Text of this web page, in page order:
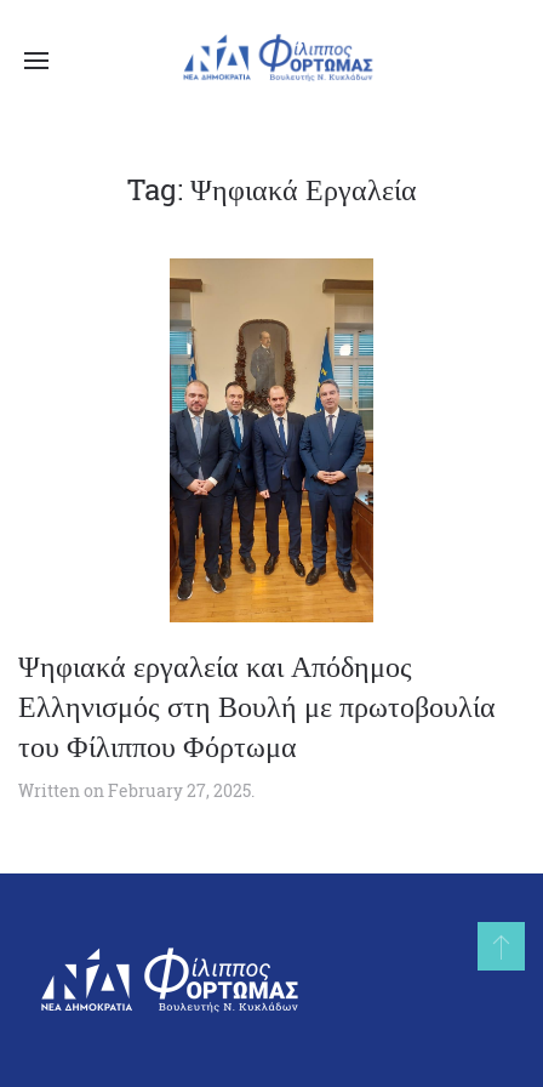
Tag: Ψηφιακά Εργαλεία
Ψηφιακά εργαλεία και Απόδημος
Ελληνισμός στη Βουλή με πρωτοβουλία
του Φίλιππου Φόρτωμα
Written onFebruary 27, 2025.